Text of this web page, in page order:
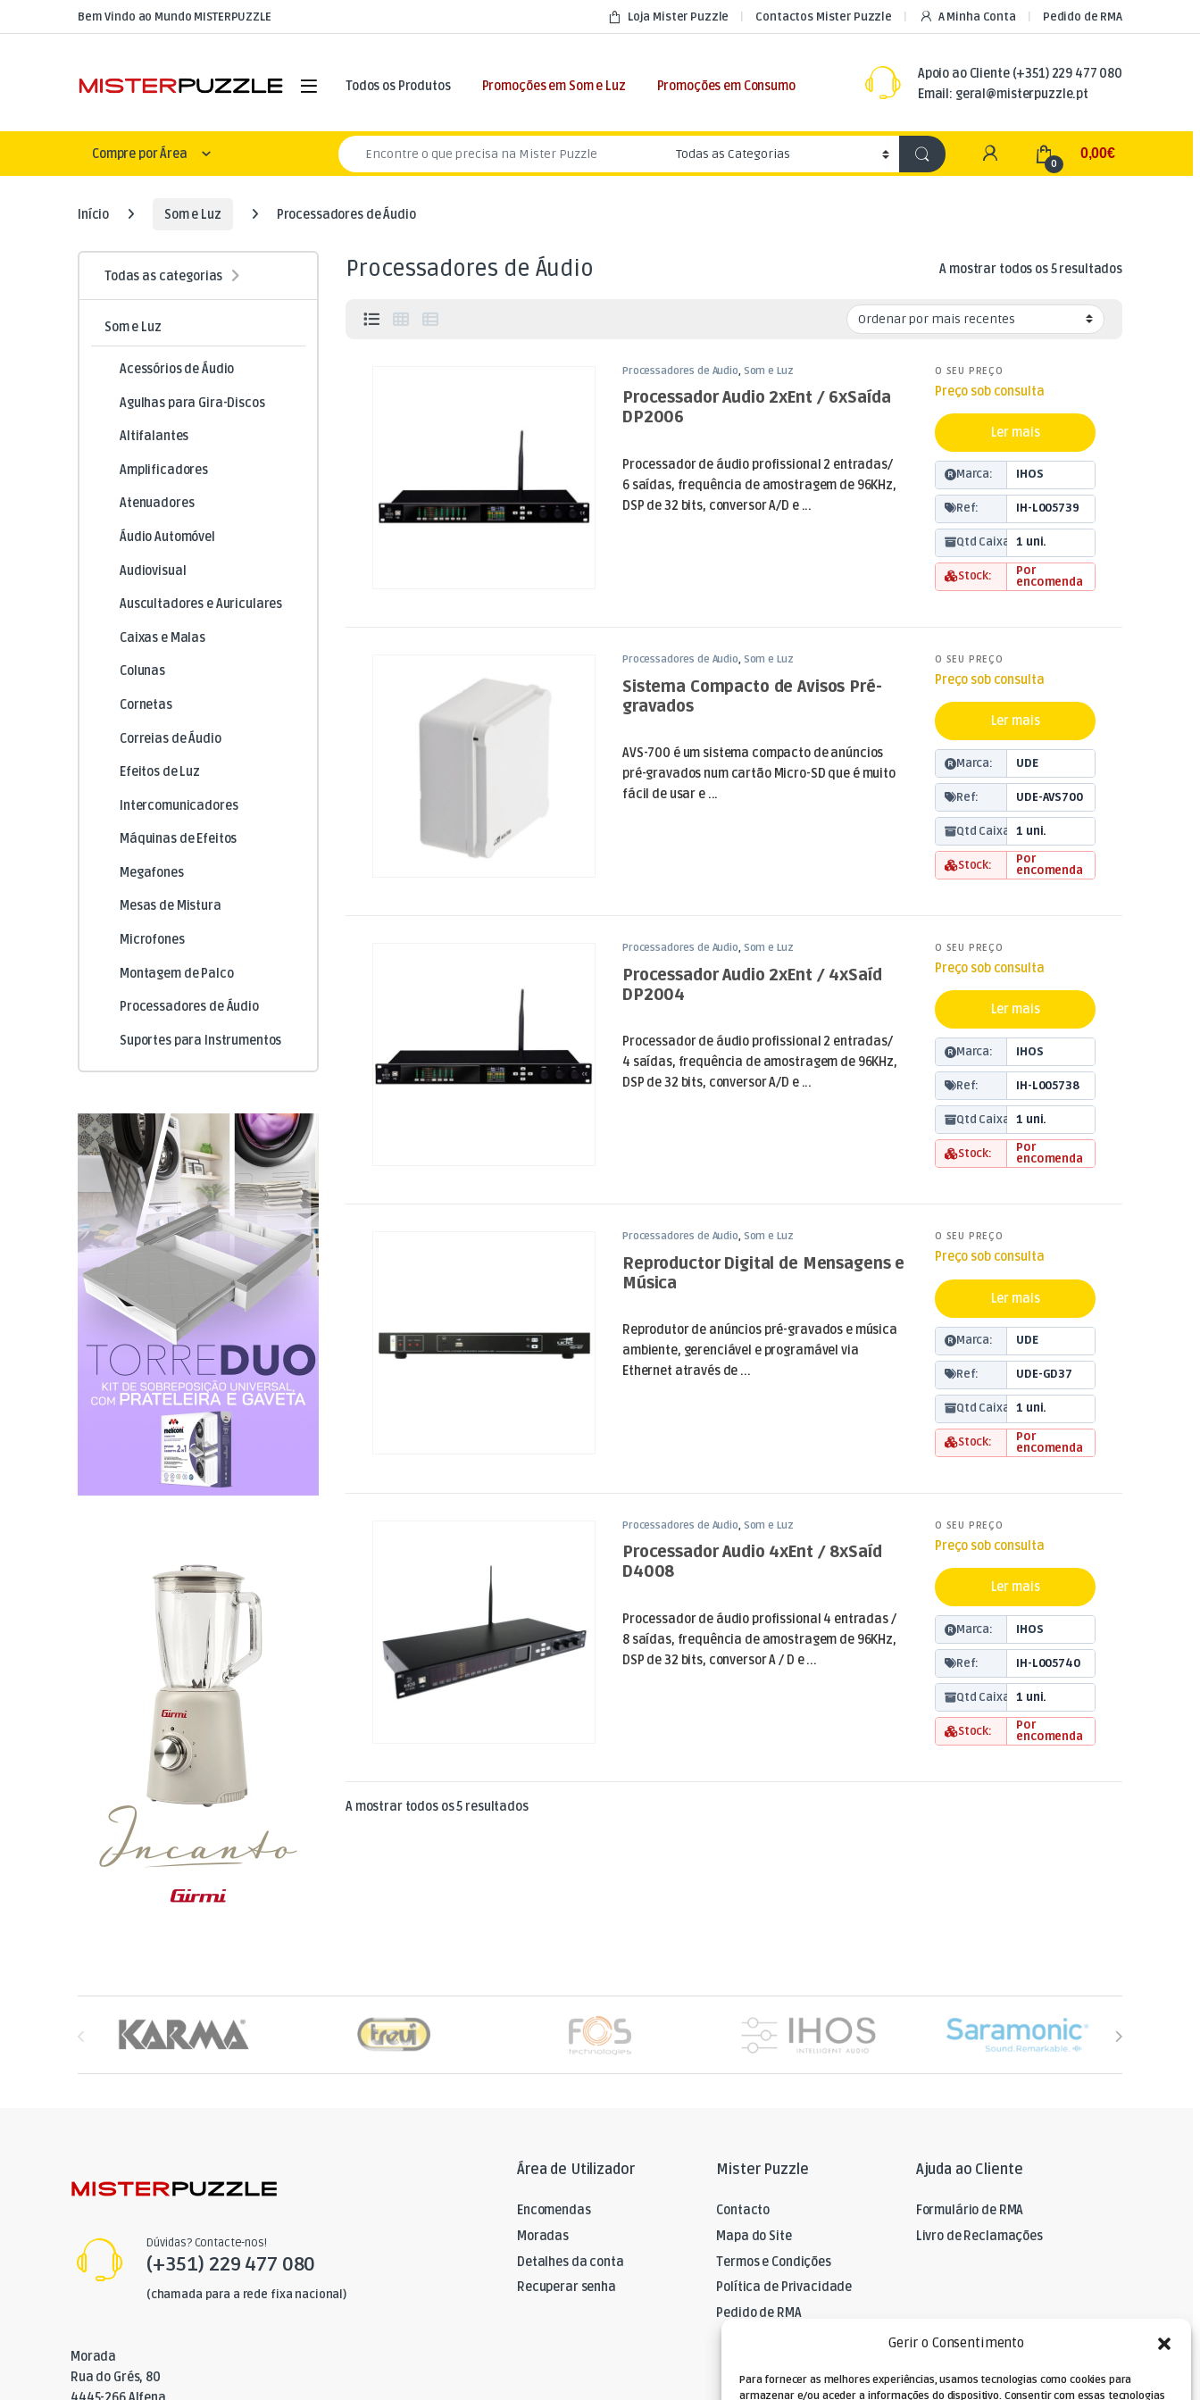
Gerir o Consentimento
Para fornecer as melhores experiências, usamos tecnologias como cookies para
armazenar e/ou aceder a informações do dispositivo. Consentir com essas tecnologias
Skip to navigation
Skip to contentBem Vindo ao Mundo MISTERPUZZLE Loja Mister Puzzle Contactos Mister Puzzle A Minha Conta Pedido de RMA
Open Todos os Produtos Promoções em Som e Luz Promoções em Consumo
Apoio ao Cliente(+351) 229 477 080
Email: geral@misterpuzzle.pt
Compre por Área
Search for:
My Account
0
0,00€
Início Som e Luz Processadores de Áudio
Processadores de Áudio A mostrar todos os 5 resultadosOrdenado
Processadores de Áudio, Som e Luz
Processador Audio 2xEnt / 6xSaída
DP2006
Processador de áudio profissional 2 entradas/
6 saídas, frequência de amostragem de 96KHz,
DSP de 32 bits, conversor A/D e ...
O SEU PREÇO
Preço sob consulta
Ler mais
Marca: IHOS
Ref: IH-L005739
Qtd Caixa: 1 uni.
Stock:
Por
encomenda
Processadores de Áudio, Som e Luz
Sistema Compacto de Avisos Pré-
gravados
AVS-700 é um sistema compacto de anúncios
pré-gravados num cartão Micro-SD que é muito
fácil de usar e ...
O SEU PREÇO
Preço sob consulta
Ler mais
Marca: UDE
Ref: UDE-AVS700
Qtd Caixa: 1 uni.
Stock:
Por
encomenda
Processadores de Áudio, Som e Luz
Processador Audio 2xEnt / 4xSaíd
DP2004
Processador de áudio profissional 2 entradas/
4 saídas, frequência de amostragem de 96KHz,
DSP de 32 bits, conversor A/D e ...
O SEU PREÇO
Preço sob consulta
Ler mais
Marca: IHOS
Ref: IH-L005738
Qtd Caixa: 1 uni.
Stock:
Por
encomenda
Processadores de Áudio, Som e Luz
Reproductor Digital de Mensagens e
Música
Reprodutor de anúncios pré-gravados e música
ambiente, gerenciável e programável via
Ethernet através de ...
O SEU PREÇO
Preço sob consulta
Ler mais
Marca: UDE
Ref: UDE-GD37
Qtd Caixa: 1 uni.
Stock:
Por
encomenda
Processadores de Áudio, Som e Luz
Processador Audio 4xEnt / 8xSaíd
D4008
Processador de áudio profissional 4 entradas /
8 saídas, frequência de amostragem de 96KHz,
DSP de 32 bits, conversor A / D e ...
O SEU PREÇO
Preço sob consulta
Ler mais
Marca: IHOS
Ref: IH-L005740
Qtd Caixa: 1 uni.
Stock:
Por
encomenda
A mostrar todos os 5 resultadosOrdenado por mais recentes
Todas as categorias
Som e Luz
Acessórios de Áudio
Agulhas para Gira-Discos
Altifalantes
Amplificadores
Atenuadores
Áudio Automóvel
Audiovisual
Auscultadores e Auriculares
Caixas e Malas
Colunas
Cornetas
Correias de Áudio
Efeitos de Luz
Intercomunicadores
Máquinas de Efeitos
Megafones
Mesas de Mistura
Microfones
Montagem de Palco
Processadores de Áudio
Suportes para Instrumentos
Brands Carousel
Dúvidas? Contacte-nos!
(+351) 229 477 080
(chamada para a rede fixa nacional)
Morada
Rua do Grés, 80
Área de Utilizador
Encomendas
Moradas
Detalhes da conta
Recuperar senha
Mister Puzzle
Contacto
Mapa do Site
Termos e Condições
Política de Privacidade
Pedido de RMA
Ajuda ao Cliente
Formulário de RMA
Livro de Reclamações